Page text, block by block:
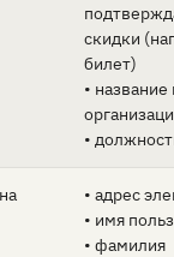
скидки
билет)
•
•
• адрес
• имя
• фамилия